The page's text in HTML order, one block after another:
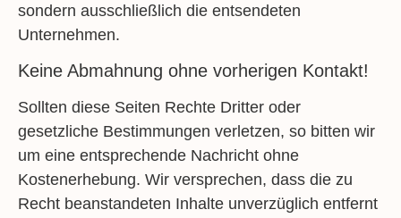
sondern ausschließlich die entsendeten
Unternehmen.
Keine Abmahnung ohne vorherigen Kontakt!
Sollten diese Seiten Rechte Dritter oder
gesetzliche Bestimmungen verletzen, so bitten wir
um eine entsprechende Nachricht ohne
Kostenerhebung. Wir versprechen, dass die zu
Recht beanstandeten Inhalte unverzüglich entfernt